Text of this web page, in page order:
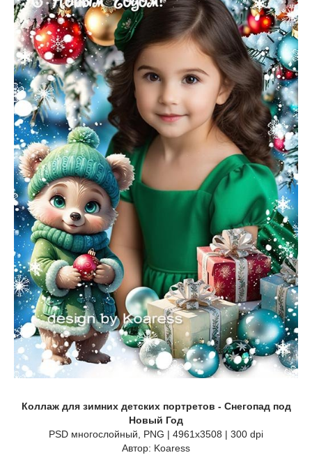
Коллаж для зимних детских портретов - Снегопад под
Новый Год
PSD многослойный, PNG | 4961x3508 | 300 dpi
Автор: Koaress